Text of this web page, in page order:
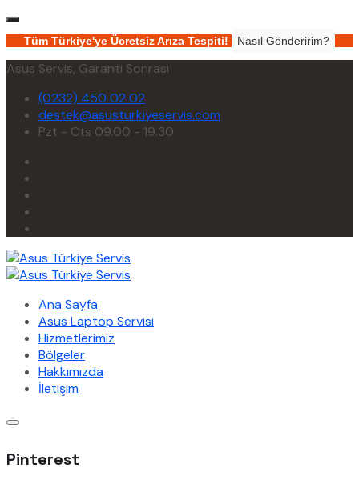
Tüm Türkiye'ye Ücretsiz Arıza Tespiti! Nasıl Gönderirim?
Asus Servis, Garanti Sonrası
(0232) 450 02 02
destek@asusturkiyeservis.com
Pzt - Cts 09.00 - 19.30
Ana Sayfa
Asus Laptop Servisi
Hizmetlerimiz
Bölgeler
Hakkımızda
İletişim
Pinterest